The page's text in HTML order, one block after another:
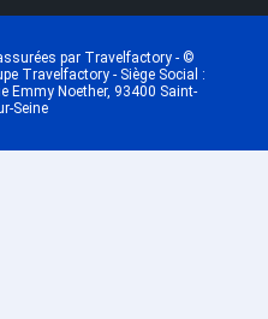
par Travelfactory - ©
Travelfactory - Siège Social :
Emmy Noether, 93400 Saint-
Seine